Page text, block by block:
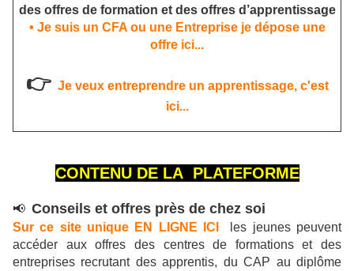
des offres de formation et des offres d’apprentissage
• Je suis un CFA ou une Entreprise je dépose une
offre ici...
👉 Je veux entreprendre un apprentissage, c'est
ici...
CONTENU DE LA PLATEFORME
📢 Conseils et offres près de chez soi
Sur ce site unique EN LIGNE ICI
les jeunes peuvent
accéder aux offres des centres de formations et des
entreprises recrutant des apprentis, du CAP au diplôme